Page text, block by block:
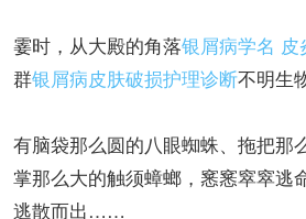
霎时，从大殿的角落银屑病学名 皮
群银屑病皮肤破损护理诊断不明
有脑袋那么圆的八眼蜘蛛、拖把那
掌那么大的触须蟑螂，窸窸窣窣逃
逃散而出……